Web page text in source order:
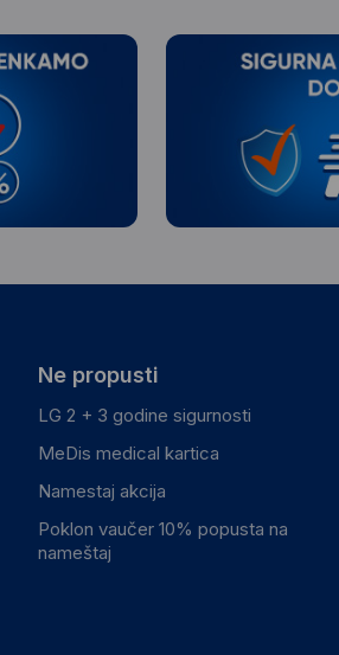
Ne propusti
LG 2 + 3 godine sigurnosti
MeDis medical kartica
Namestaj akcija
Poklon vaučer 10% popusta na
nameštaj